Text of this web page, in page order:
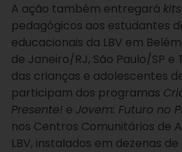
A ação também entregará kits
pedagógicos aos estudantes
educacionais da LBV em
de Janeiro/RJ, São Paulo/SP
das crianças e adolescentes
participam dos programas
Presente! e Jovem: Futuro no
nos Centros Comunitários de
LBV, instalados em dezenas